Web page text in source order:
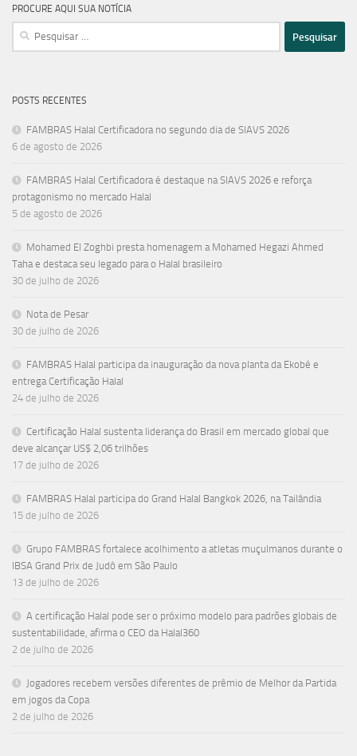
PROCURE AQUI SUA NOTÍCIA
Pesquisar
POSTS RECENTES
FAMBRAS Halal Certificadora no segundo dia de SIAVS 2026
6 de agosto de 2026
FAMBRAS Halal Certificadora é destaque na SIAVS 2026 e reforça
protagonismo no mercado Halal
5 de agosto de 2026
Mohamed El Zoghbi presta homenagem a Mohamed Hegazi Ahmed
Taha e destaca seu legado para o Halal brasileiro
30 de julho de 2026
Nota de Pesar
30 de julho de 2026
FAMBRAS Halal participa da inauguração da nova planta da Ekobé e
entrega Certificação Halal
24 de julho de 2026
Certificação Halal sustenta liderança do Brasil em mercado global que
deve alcançar US$ 2,06 trilhões
17 de julho de 2026
FAMBRAS Halal participa do Grand Halal Bangkok 2026, na Tailândia
15 de julho de 2026
Grupo FAMBRAS fortalece acolhimento a atletas muçulmanos durante o
IBSA Grand Prix de Judô em São Paulo
13 de julho de 2026
A certificação Halal pode ser o próximo modelo para padrões globais de
sustentabilidade, afirma o CEO da Halal360
2 de julho de 2026
Jogadores recebem versões diferentes de prêmio de Melhor da Partida
em jogos da Copa
2 de julho de 2026